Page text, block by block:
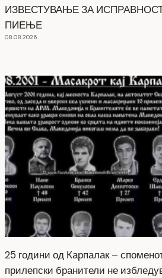
ИЗВЕСТУВАЊЕ ЗА
ПИЕЊЕ
08.08.2026
25 години од Карпалак –
прилепски бранители не